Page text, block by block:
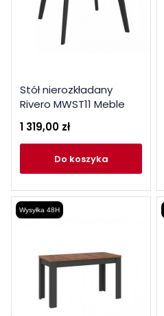
Stół nierozkładany
Rivero MWST11 Meble
1 319,00 zł
do koszyka
Wysyłka 48H